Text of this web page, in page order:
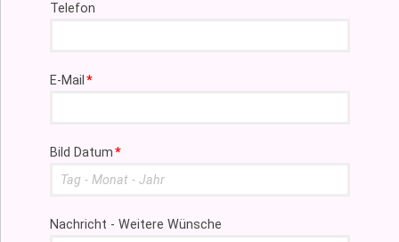
Telefon
Pflichtfeld
E-Mail*
Pflichtfeld
Bild Datum*
Nachricht - Weitere Wünsche